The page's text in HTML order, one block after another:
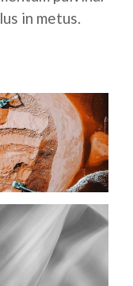
in metus.